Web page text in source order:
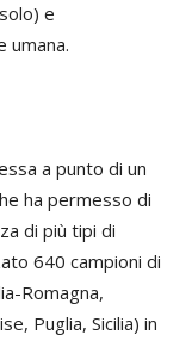
e
umana.
a punto di un
ha permesso di
di più tipi di
640 campioni di
Romagna,
Puglia, Sicilia) in